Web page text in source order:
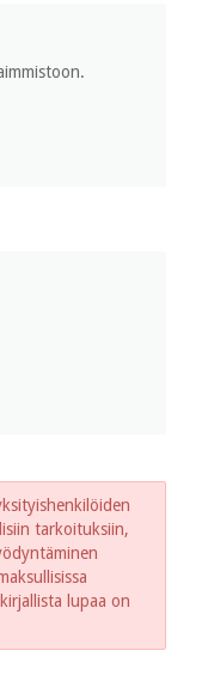
tarkoituksiin,
lupaa on